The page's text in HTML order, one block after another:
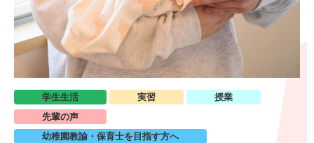
学生生活 実習
授業
先輩の声
幼稚園教諭・保育士を目指す方へ